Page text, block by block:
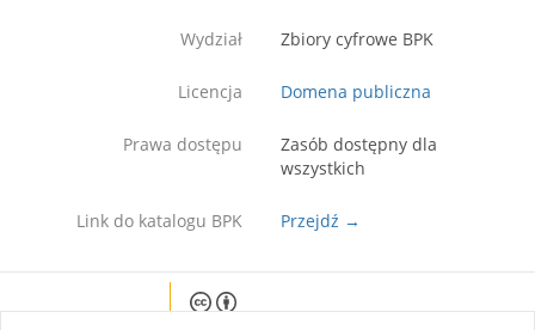
Wydział Zbiory cyfrowe BPK
Licencja Domena publiczna
Prawa dostępu
Zasób dostępny dla
wszystkich
Link do katalogu BPK Przejdź →